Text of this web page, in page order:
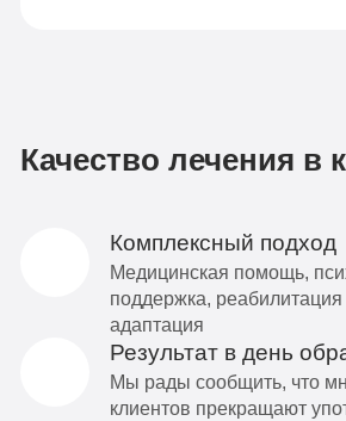
Качество лечения в
Комплексный подход
Медицинская помощь,
поддержка,
адаптация
Результат в день
Мы рады сообщить, что
клиентов прекращают